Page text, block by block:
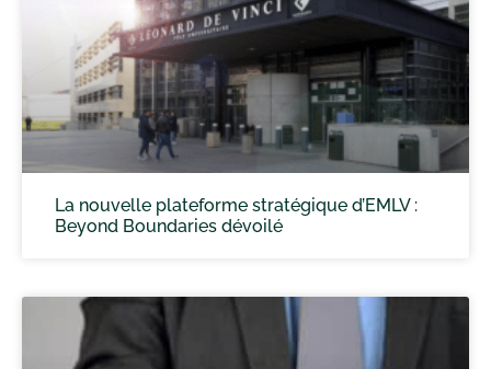
La nouvelle plateforme stratégique d’EMLV :
Beyond Boundaries dévoilé